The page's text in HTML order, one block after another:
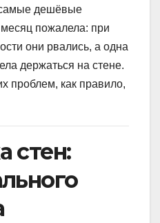
дешёвые
пожалела: при
они рвались, а одна
держаться на стене.
проблем, как правило,
стен: